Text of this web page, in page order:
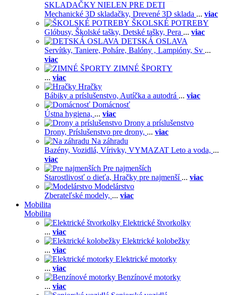
SKLADAČKY NIELEN PRE DETI
Mechanické 3D skladačky, Drevené 3D sklada ... viac
ŠKOLSKÉ POTREBY
Glóbusy, Školské tašky, Detské tašky, Pera ... viac
DETSKÁ OSLAVA
Servítky, Taniere, Poháre, Balóny , Lampióny, Sv ...
viac
ZIMNÉ ŠPORTY
... viac
Hračky
Bábiky a príslušenstvo, Autíčka a autodrá ... viac
Domácnosť
Ústna hygiena, ... viac
Drony a príslušenstvo
Drony, Príslušenstvo pre drony, ... viac
Na záhradu
Bazény, Vozidlá, Vírivky, VYMAZAT Leto a voda, ...
viac
Pre najmenších
Starostlivosť o dieťa, Hračky pre najmenší ... viac
Modelárstvo
Zberateľské modely, ... viac
Mobilita
Mobilita
Elektrické štvorkolky
... viac
Elektrické kolobežky
... viac
Elektrické motorky
... viac
Benzínové motorky
... viac